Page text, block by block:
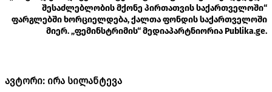
შესაძლებლობის მქონე პირთათვის საქართველოში“
ფარგლებში ხორციელდება, ქალთა ფონდის საქართველოში
მიერ. „ფემინსტრიმის“ მედიაპარტნიორია Publika.ge.
ავტორი: ირა სილანტევა